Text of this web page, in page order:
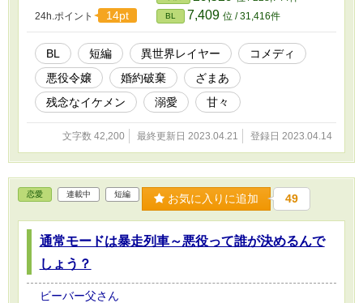
24h.ポイント 14pt BL 7,409 位 / 31,416件
BL 短編 異世界レイヤー
コメディ
悪役令嬢
婚約破棄
ざまあ
残念なイケメン
溺愛 甘々
文字数 42,200 最終更新日 2023.04.21 登録日 2023.04.14
恋愛 連載中 短編 お気に入りに追加 49
通常モードは暴走列車～悪役って誰が決めるんで
しょう？
ビーバー父さん